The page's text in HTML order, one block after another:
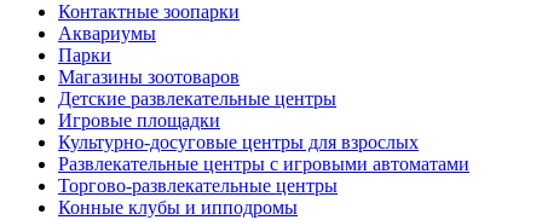
Контактные зоопарки
Аквариумы
Парки
Магазины зоотоваров
Детские развлекательные центры
Игровые площадки
Культурно-досуговые центры для взрослых
Развлекательные центры с игровыми автоматами
Торгово-развлекательные центры
Конные клубы и ипподромы